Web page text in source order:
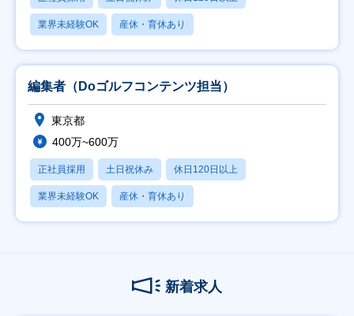
業界未経験OK 産休・育休あり
編集者（Doゴルフコンテンツ担当）
東京都
400万~600万
正社員採用 土日祝休み 休日120日以上
業界未経験OK 産休・育休あり
新着求人